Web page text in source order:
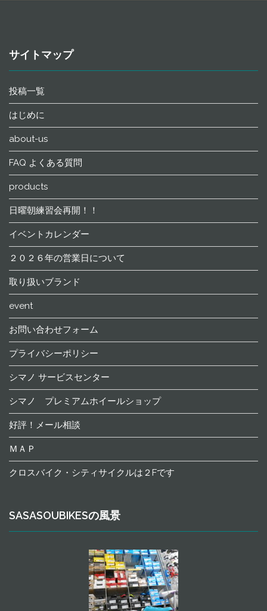
サイトマップ
投稿一覧
はじめに
about-us
FAQ よくある質問
products
日曜朝練習会再開！！
イベントカレンダー
２０２６年の営業日について
取り扱いブランド
event
お問い合わせフォーム
プライバシーポリシー
シマノ サービスセンター
シマノ プレミアムホイールショップ
好評！メール相談
ＭＡＰ
クロスバイク・シティサイクルは２Fです
SASASOUBIKESの風景